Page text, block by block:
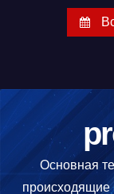
Основная
происходящие